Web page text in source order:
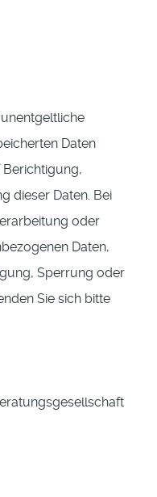
Daten
Berichtigung,
dieser Daten. Bei
oder
Daten,
Sperrung oder
Sie sich bitte